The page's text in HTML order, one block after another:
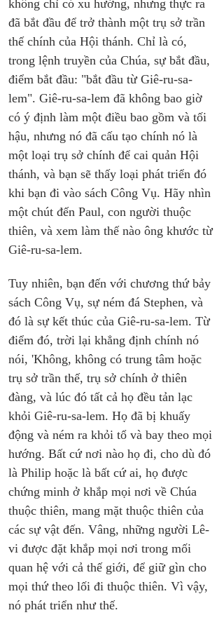
không chỉ có xu hướng, nhưng thực ra
đã bắt đầu để trở thành một trụ sở trần
thế chính của Hội thánh. Chỉ là có,
trong lệnh truyền của Chúa, sự bắt đầu,
điểm bắt đầu: "bắt đầu từ Giê-ru-sa-
lem". Giê-ru-sa-lem đã không bao giờ
có ý định làm một điều bao gồm và tối
hậu, nhưng nó đã cấu tạo chính nó là
một loại trụ sở chính để cai quản Hội
thánh, và bạn sẽ thấy loại phát triển đó
khi bạn đi vào sách Công Vụ. Hãy nhìn
một chút đến Paul, con người thuộc
thiên, và xem làm thế nào ông khước từ
Giê-ru-sa-lem.
Tuy nhiên, bạn đến với chương thứ bảy
sách Công Vụ, sự ném đá Stephen, và
đó là sự kết thúc của Giê-ru-sa-lem. Từ
điểm đó, trời lại khẳng định chính nó
nói, 'Không, không có trung tâm hoặc
trụ sở trần thế, trụ sở chính ở thiên
đàng, và lúc đó tất cả họ đều tản lạc
khỏi Giê-ru-sa-lem. Họ đã bị khuấy
động và ném ra khỏi tổ và bay theo mọi
hướng. Bất cứ nơi nào họ đi, cho dù đó
là Philip hoặc là bất cứ ai, họ được
chứng minh ở khắp mọi nơi về Chúa
thuộc thiên, mang mặt thuộc thiên của
các sự vật đến. Vâng, những người Lê-
vi được đặt khắp mọi nơi trong mối
quan hệ với cả thế giới, để giữ gìn cho
mọi thứ theo lối đi thuộc thiên. Vì vậy,
nó phát triển như thế.